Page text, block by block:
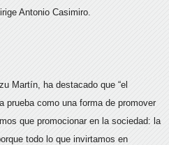
Antonio Casimiro.
Martín, ha destacado que “el
prueba como una forma de promover
que promocionar en la sociedad: la
todo lo que invirtamos en